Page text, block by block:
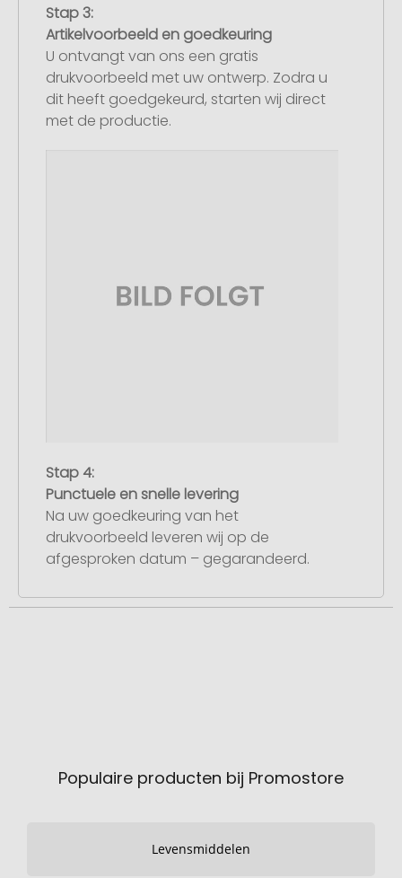
Stap 3:
Artikelvoorbeeld en goedkeuring
U ontvangt van ons een gratis
drukvoorbeeld met uw ontwerp. Zodra u
dit heeft goedgekeurd, starten wij direct
met de productie.
Stap 4:
Punctuele en snelle levering
Na uw goedkeuring van het
drukvoorbeeld leveren wij op de
afgesproken datum – gegarandeerd.
Populaire producten bij Promostore
Levensmiddelen